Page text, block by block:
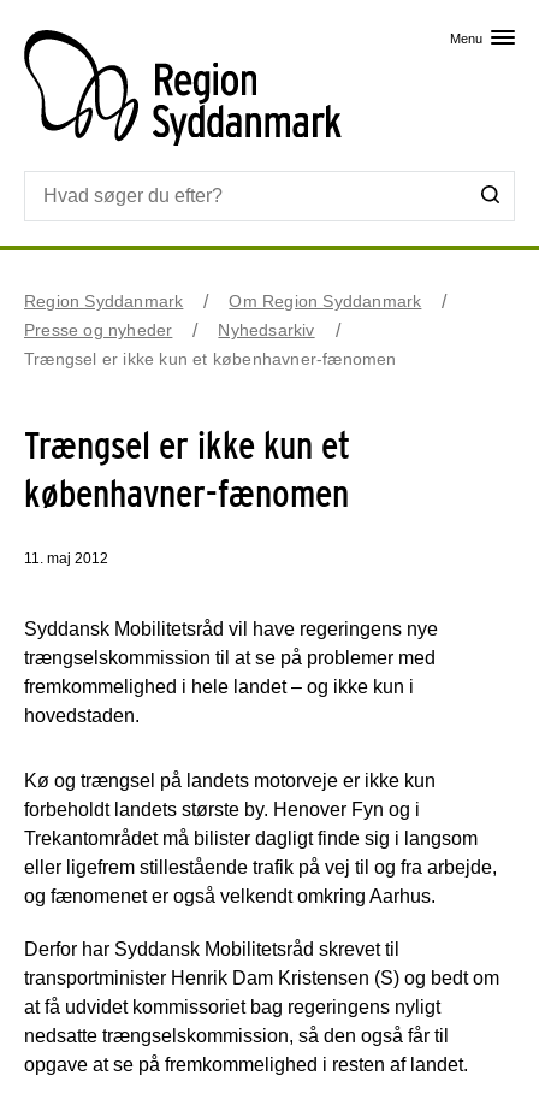
Menu
Region Syddanmark
Om Region Syddanmark
Presse og nyheder
Nyhedsarkiv
Trængsel er ikke kun et københavner-fænomen
Trængsel er ikke kun et
københavner-fænomen
11. maj 2012
Syddansk Mobilitetsråd vil have regeringens nye
trængselskommission til at se på problemer med
fremkommelighed i hele landet – og ikke kun i
hovedstaden.
Kø og trængsel på landets motorveje er ikke kun
forbeholdt landets største by. Henover Fyn og i
Trekantområdet må bilister dagligt finde sig i langsom
eller ligefrem stillestående trafik på vej til og fra arbejde,
og fænomenet er også velkendt omkring Aarhus.
Derfor har Syddansk Mobilitetsråd skrevet til
transportminister Henrik Dam Kristensen (S) og bedt om
at få udvidet kommissoriet bag regeringens nyligt
nedsatte trængselskommission, så den også får til
opgave at se på fremkommelighed i resten af landet.